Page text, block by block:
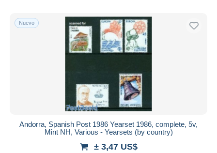
Nuevo
Andorra, Spanish Post 1986 Yearset 1986, complete, 5v,
Mint NH, Various - Yearsets (by country)
± 3,47 US$